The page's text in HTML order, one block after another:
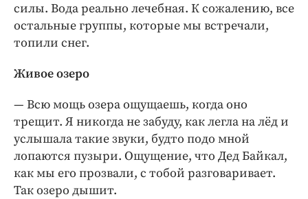
силы. Вода реально лечебная. К сожалению, все
остальные группы, которые мы встречали,
топили снег.
Живое озеро
— Всю мощь озера ощущаешь, когда оно
трещит. Я никогда не забуду, как легла на лёд и
услышала такие звуки, будто подо мной
лопаются пузыри. Ощущение, что Дед Байкал,
как мы его прозвали, с тобой разговаривает.
Так озеро дышит.